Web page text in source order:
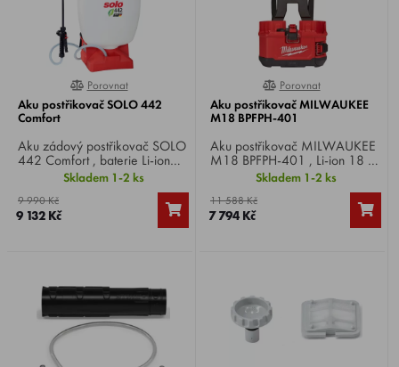
0%
Porovnat
Aku postřikovač SOLO 442
Comfort
Aku zádový postřikovač SOLO
442 Comfort , baterie Li-ion
18 V / 2,5 Ah, objem nádrže
16 litrů, provozní tlak 1-4 bar,
hmotnost 4,5 kg.
Skladem 1-2 ks
9 990 Kč
9 132 Kč
0%
Porovnat
Aku postřikovač MILWAUKEE
M18 BPFPH-401
Aku postřikovač MILWAUKEE
M18 BPFPH-401 , Li-ion 18 V
/ 4,0 Ah, objem nádrže 15
litrů, tlak 8,27 bar, hmotnost 5
kg.
Skladem 1-2 ks
11 588 Kč
7 794 Kč